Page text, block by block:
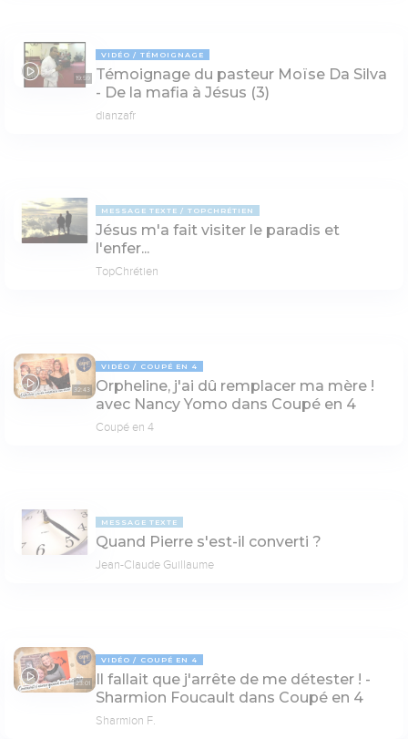
19:59
VIDÉO TÉMOIGNAGE
Témoignage du pasteur Moïse Da Silva
- De la mafia à Jésus (3)
dianzafr
MESSAGE TEXTE TOPCHRÉTIEN
Jésus m'a fait visiter le paradis et
l'enfer...
TopChrétien
32:43
VIDÉO COUPÉ EN 4
Orpheline, j'ai dû remplacer ma mère !
avec Nancy Yomo dans Coupé en 4
Coupé en 4
MESSAGE TEXTE
Quand Pierre s'est-il converti ?
Jean-Claude Guillaume
23:01
VIDÉO COUPÉ EN 4
Il fallait que j'arrête de me détester ! -
Sharmion Foucault dans Coupé en 4
Sharmion F.